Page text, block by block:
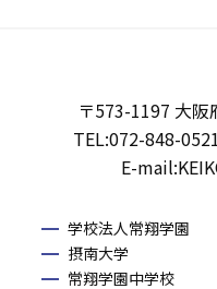
〒573-1197 大
TEL:072-848-
E-
学校法人常翔学園
摂南大学
常翔学園中学校